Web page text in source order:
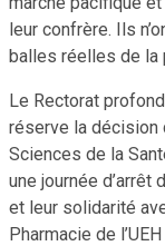
leur confrère. Ils
balles réelles de la
Le Rectorat
réserve la décision
Sciences de la
une journée d’arrêt
et leur solidarité
Pharmacie de